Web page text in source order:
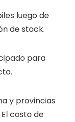
luego de
de stock.
para
y provincias
costo de